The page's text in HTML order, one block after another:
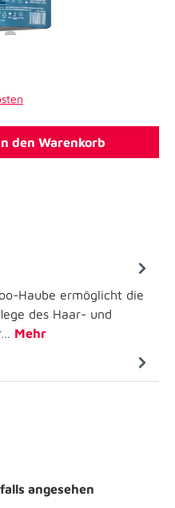
den Warenkorb
Haube ermöglicht die
des Haar- und
Mehr
angesehen